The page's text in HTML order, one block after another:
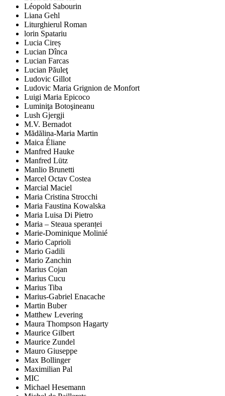
Léopold Sabourin
Liana Gehl
Liturghierul Roman
lorin Spatariu
Lucia Cireș
Lucian Dînca
Lucian Farcas
Lucian Păuleţ
Ludovic Gillot
Ludovic Maria Grignion de Monfort
Luigi Maria Epicoco
Luminiţa Botoşineanu
Lush Gjergji
M.V. Bernadot
Mădălina-Maria Martin
Maica Éliane
Manfred Hauke
Manfred Lütz
Manlio Brunetti
Marcel Octav Costea
Marcial Maciel
Maria Cristina Strocchi
Maria Faustina Kowalska
Maria Luisa Di Pietro
Maria – Steaua speranței
Marie-Dominique Molinié
Mario Caprioli
Mario Gadili
Mario Zanchin
Marius Cojan
Marius Cucu
Marius Tiba
Marius-Gabriel Enacache
Martin Buber
Matthew Levering
Maura Thompson Hagarty
Maurice Gilbert
Maurice Zundel
Mauro Giuseppe
Max Bollinger
Maximilian Pal
MIC
Michael Hesemann